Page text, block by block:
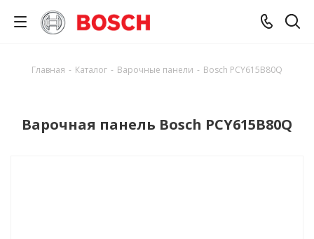
Главная - Каталог - Варочные панели - Bosch PCY615B80Q
Варочная панель Bosch PCY615B80Q